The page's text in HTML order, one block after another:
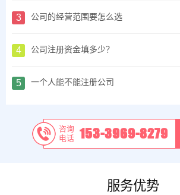
3 公司的经营范围要怎么选
4 公司注册资金填多少？
5 一个人能不能注册公司
咨询
电话
153-3969-8279
服务优势